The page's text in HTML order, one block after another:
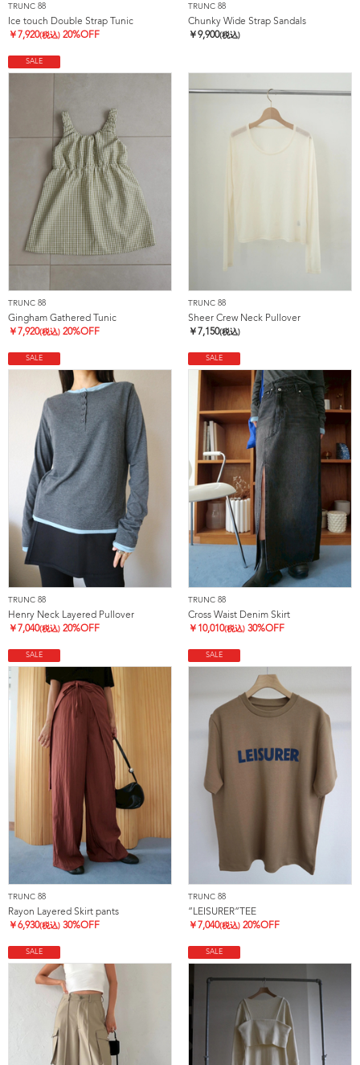
TRUNC 88
Ice touch Double Strap Tunic
￥ 7,920(税込) 20%OFF
TRUNC 88
Chunky Wide Strap Sandals
￥9,900(税込)
SALE
TRUNC 88
Gingham Gathered Tunic
￥ 7,920(税込) 20%OFF
TRUNC 88
Sheer Crew Neck Pullover
￥ 7,150(税込)
SALE
TRUNC 88
Henry Neck Layered Pullover
￥ 7,040(税込) 20%OFF
SALE
TRUNC 88
Cross Waist Denim Skirt
￥ 10,010(税込) 30%OFF
SALE
TRUNC 88
Rayon Layered Skirt pants
￥6,930(税込) 30%OFF
SALE
TRUNC 88
”LEISURER”TEE
￥ 7,040(税込) 20%OFF
SALE SALE